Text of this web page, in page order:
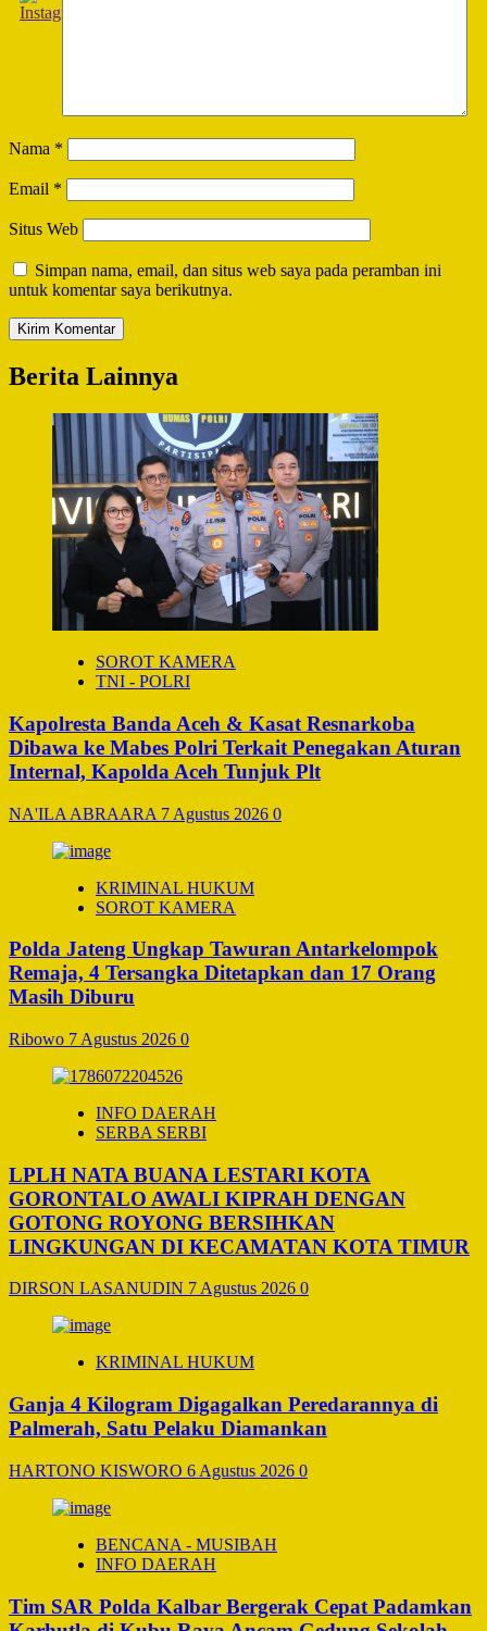
Nama *
Email *
Situs Web
Simpan nama, email, dan situs web saya pada peramban ini
untuk komentar saya berikutnya.
Berita Lainnya
SOROT KAMERA
TNI - POLRI
Kapolresta Banda Aceh & Kasat Resnarkoba
Dibawa ke Mabes Polri Terkait Penegakan Aturan
Internal, Kapolda Aceh Tunjuk Plt
NA'ILA ABRAARA 7 Agustus 2026 0
KRIMINAL HUKUM
SOROT KAMERA
Polda Jateng Ungkap Tawuran Antarkelompok
Remaja, 4 Tersangka Ditetapkan dan 17 Orang
Masih Diburu
Ribowo 7 Agustus 2026 0
INFO DAERAH
SERBA SERBI
LPLH NATA BUANA LESTARI KOTA
GORONTALO AWALI KIPRAH DENGAN
GOTONG ROYONG BERSIHKAN
LINGKUNGAN DI KECAMATAN KOTA TIMUR
DIRSON LASANUDIN 7 Agustus 2026 0
KRIMINAL HUKUM
Ganja 4 Kilogram Digagalkan Peredarannya di
Palmerah, Satu Pelaku Diamankan
HARTONO KISWORO 6 Agustus 2026 0
BENCANA - MUSIBAH
INFO DAERAH
Tim SAR Polda Kalbar Bergerak Cepat Padamkan